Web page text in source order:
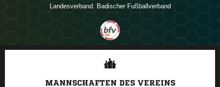
Landesverband: Badischer Fußballverband
ANZEIGE
MANNSCHAFTEN DES VEREINS